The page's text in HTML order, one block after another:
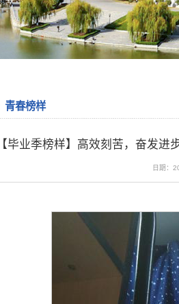
青春榜样
【毕业季榜样】高效刻苦，奋发
日期：